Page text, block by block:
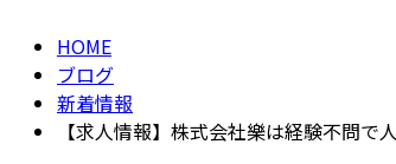
HOME
ブログ
新着情報
【求人情報】株式会社樂は経験不問で